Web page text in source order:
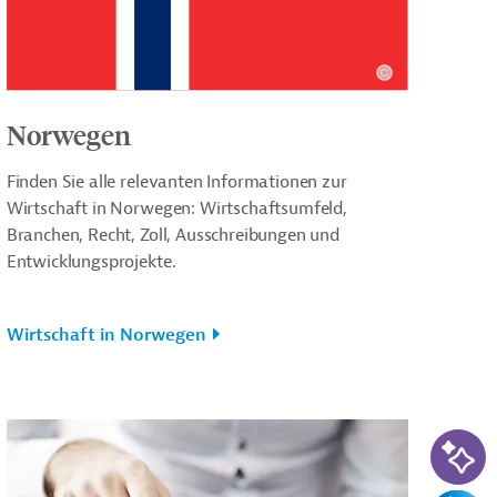
Norwegen
Finden Sie alle relevanten Informationen zur
Wirtschaft in Norwegen: Wirtschaftsumfeld,
Branchen, Recht, Zoll, Ausschreibungen und
Entwicklungsprojekte.
Wirtschaft in Norwegen
KI-